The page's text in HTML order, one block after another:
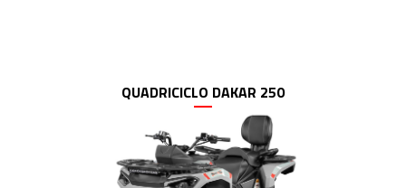
QUADRICICLO DAKAR 250